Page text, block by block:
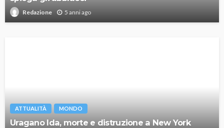
Redazione 5 anni ago
ATTUALITÀ MONDO
Uragano Ida, morte e distruzione a New York